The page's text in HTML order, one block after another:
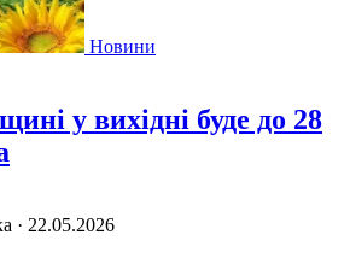
Новини
у вихідні буде до 28
· 22.05.2026